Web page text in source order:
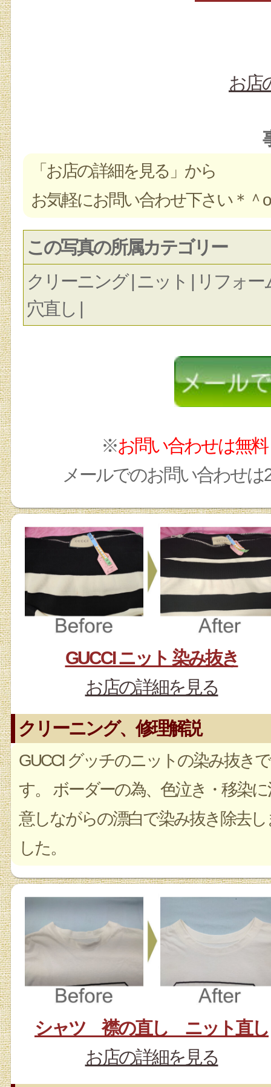
お店
「お店の詳細を見る」から
お気軽にお問い合わせ下さい＊＾
この写真の所属カテゴリー
クリーニング | ニット | リフォー
穴直し |
※お問い合わせは無料
メールでのお問い合わせ
GUCCI ニット 染み抜き
お店の詳細を見る
クリーニング、修理解説
GUCCI グッチのニットの染み抜きで
す。 ボーダーの為、色泣き・移染に
意しながらの漂白で染み抜き除去し
した。
シャツ 襟の直し ニット直し
お店の詳細を見る